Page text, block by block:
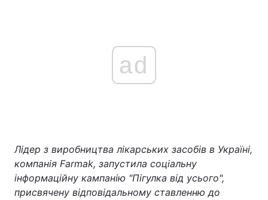
ad
Лідер з виробництва лікарських засобів в Україні,
компанія Farmak, запустила соціальну
інформаційну кампанію "Пігулка від усього",
присвячену відповідальному ставленню до